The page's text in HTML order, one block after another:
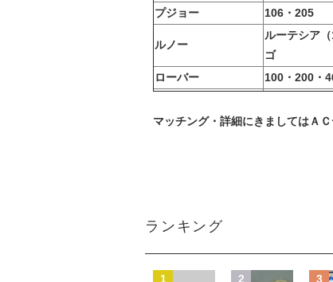
プジョー
106・205
ルノー
ルーテシア
ゴ
ローバー 100・200・
マッチング・詳細にきましてはＡ
ランキング
1 2 3